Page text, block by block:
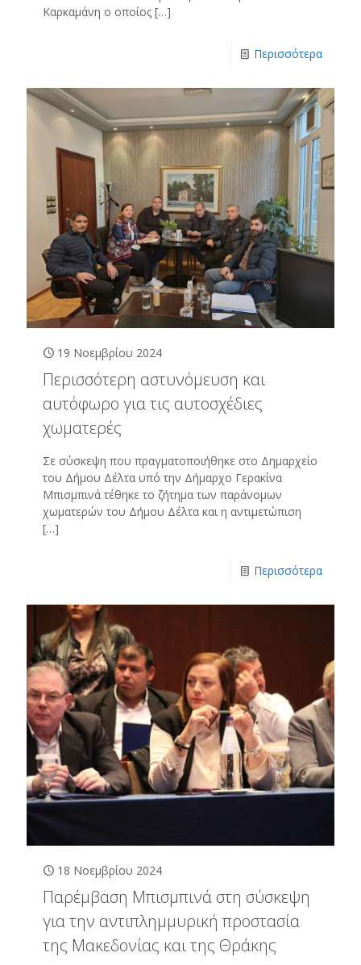
Καρκαμάνη ο οποίος […]
Περισσότερα
19 Νοεμβρίου 2024
Περισσότερη αστυνόμευση και
αυτόφωρο για τις αυτοσχέδιες
χωματερές
Σε σύσκεψη που πραγματοποιήθηκε στο Δημαρχείο
του Δήμου Δέλτα υπό την Δήμαρχο Γερακίνα
Μπισμπινά τέθηκε το ζήτημα των παράνομων
χωματερών του Δήμου Δέλτα και η αντιμετώπιση
[…]
Περισσότερα
18 Νοεμβρίου 2024
Παρέμβαση Μπισμπινά στη σύσκεψη
για την αντιπλημμυρική προστασία
της Μακεδονίας και της Θράκης